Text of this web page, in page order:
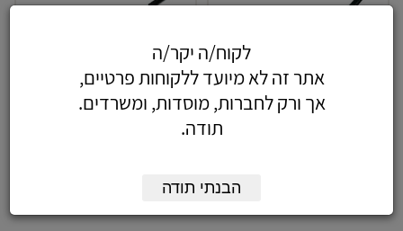
גליוטינה גלגלת עם מעמד
גליוטינה גלגלת עם מעמד
ל-7 דפים KW-triO 3026
לקוח/ה יקר/ה
אתר זה לא מיועד ללקוחות פרטיים,
אך ורק לחברות, מוסדות, ומשרדים.
תודה.
הבנתי תודה